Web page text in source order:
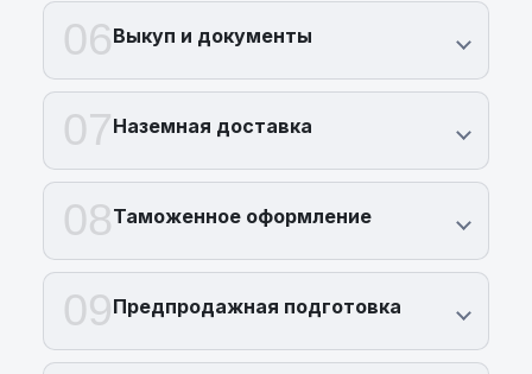
06Выкуп и документы
07Наземная доставка
08Таможенное оформление
09Предпродажная подготовка